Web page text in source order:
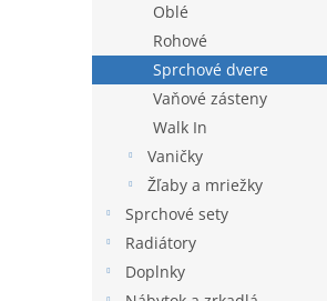
Oblé
Rohové
Sprchové dvere
Vaňové zásteny
Walk In
Vaničky
Žľaby a mriežky
Sprchové sety
Radiátory
Doplnky